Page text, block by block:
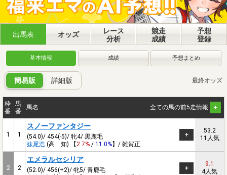
出馬表 オッズ
レース
分析
競走
成績
予想
登録
基本情報 成績 予想まとめ
簡易版 詳細版 最終オッズ
枠
番
馬
番
馬名 全ての馬の前5走情報
1 1
スノーファンタジー
(54.0)/ 454(-5)/ 牝4/ 黒鹿毛
妹尾浩 (高 知) 【2.7% / 11.0%】/ 雑賀正
53.2
11人気
2 2
エメラルセシリア
(52.0)/ 456(+2)/ 牝5/ 青鹿毛
9.1
4人気